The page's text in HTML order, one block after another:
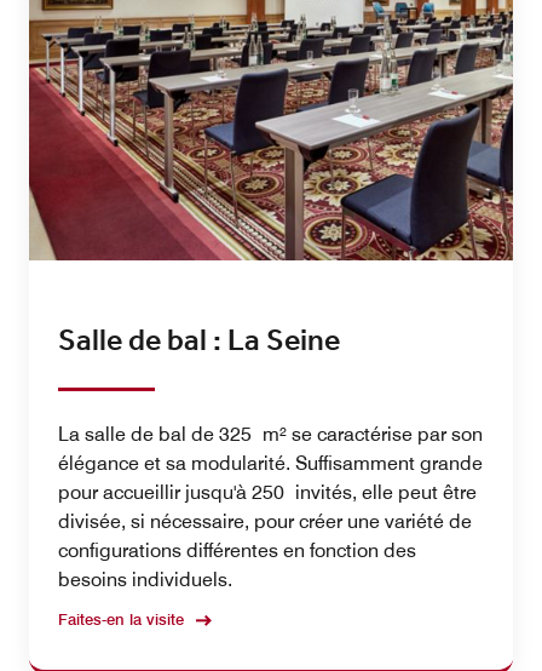
Salle de bal : La Seine
La salle de bal de 325 m² se caractérise par son
élégance et sa modularité. Suffisamment grande
pour accueillir jusqu'à 250 invités, elle peut être
divisée, si nécessaire, pour créer une variété de
configurations différentes en fonction des
besoins individuels.
Faites-en la visite